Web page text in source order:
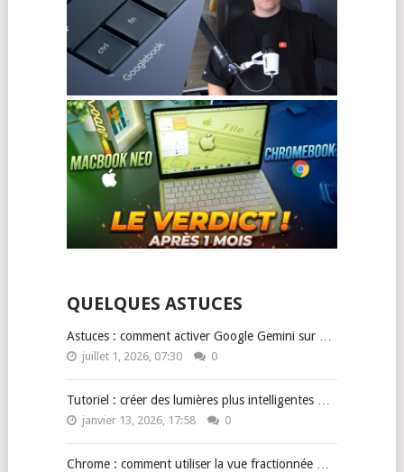
QUELQUES ASTUCES
Astuces : comment activer Google Gemini sur …
juillet 1, 2026, 07:30 0
Tutoriel : créer des lumières plus intelligentes …
janvier 13, 2026, 17:58 0
Chrome : comment utiliser la vue fractionnée …